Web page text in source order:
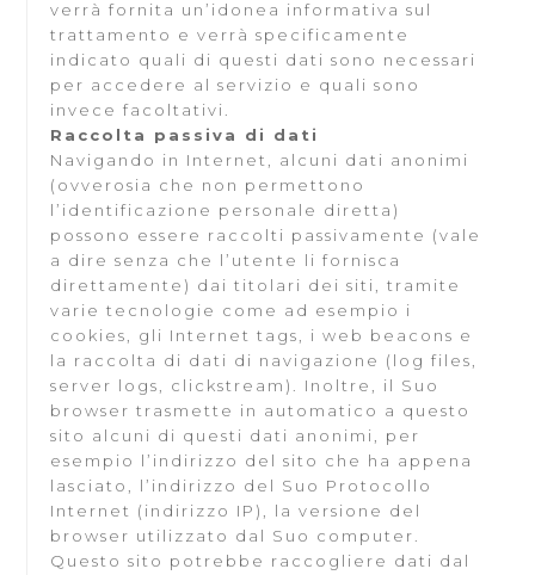
verrà fornita un’idonea informativa sul
trattamento e verrà specificamente
indicato quali di questi dati sono necessari
per accedere al servizio e quali sono
invece facoltativi.
Raccolta passiva di dati
Navigando in Internet, alcuni dati anonimi
(ovverosia che non permettono
l’identificazione personale diretta)
possono essere raccolti passivamente (vale
a dire senza che l’utente li fornisca
direttamente) dai titolari dei siti, tramite
varie tecnologie come ad esempio i
cookies, gli Internet tags, i web beacons e
la raccolta di dati di navigazione (log files,
server logs, clickstream). Inoltre, il Suo
browser trasmette in automatico a questo
sito alcuni di questi dati anonimi, per
esempio l’indirizzo del sito che ha appena
lasciato, l’indirizzo del Suo Protocollo
Internet (indirizzo IP), la versione del
browser utilizzato dal Suo computer.
Questo sito potrebbe raccogliere dati dal